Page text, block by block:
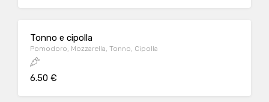
Tonno e cipolla
Pomodoro, Mozzarella, Tonno, Cipolla
6.50 €